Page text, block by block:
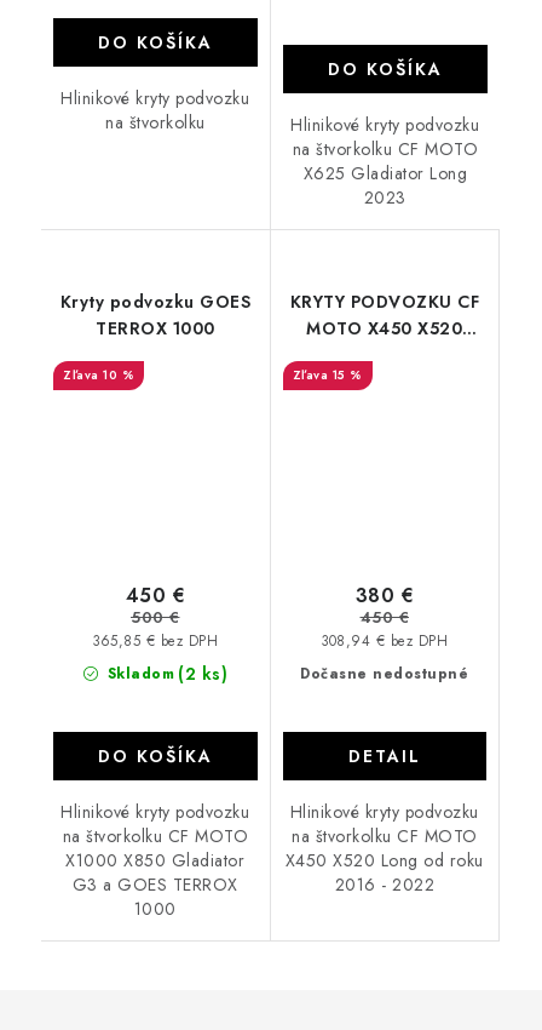
DO KOŠÍKA
Hlinikové kryty podvozku
na štvorkolku
DO KOŠÍKA
Hlinikové kryty podvozku
na štvorkolku CF MOTO
X625 Gladiator Long
2023
Kryty podvozku GOES
TERROX 1000
10 %
Skladom (2 ks)
365,85 € bez DPH
450 €
500 €
DO KOŠÍKA
Hlinikové kryty podvozku
na štvorkolku CF MOTO
X1000 X850 Gladiator
G3 a GOES TERROX
1000
KRYTY PODVOZKU CF
MOTO X450 X520
Long
15 %
Dočasne nedostupné
308,94 € bez DPH
380 €
450 €
DETAIL
Hlinikové kryty podvozku
na štvorkolku CF MOTO
X450 X520 Long od roku
2016 - 2022